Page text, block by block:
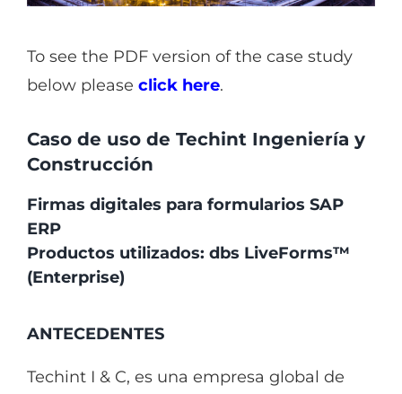
Contact
Become a Partner
To see the PDF version of the case study
below please click here.
Caso de uso de Techint Ingeniería y
Construcción
Firmas digitales para formularios SAP
ERP
Productos utilizados: dbs LiveForms™
(Enterprise)
ANTECEDENTES
Techint I & C, es una empresa global de